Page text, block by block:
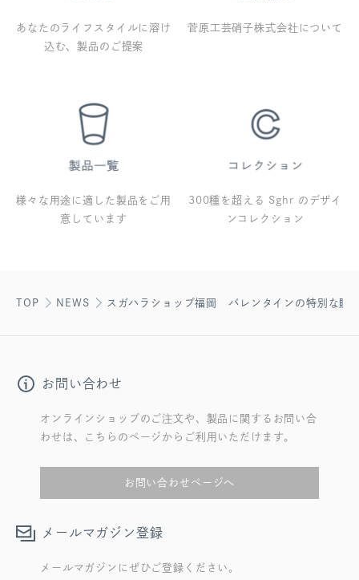
あなたのライフスタイルに溶け
込む、製品のご提案
菅原工芸硝子株式会社について
様々な用途に適した製品をご用
意しています
300種を超える Sghr のデザイ
ンコレクション
TOP NEWS スガハラショップ福岡 バレンタインの特別な贈
お問い合わせ
オンラインショップのご注文や、製品に関するお問い合
わせは、こちらのページからご利用いただけます。
お問い合わせページへ
メールマガジン登録
メールマガジンにぜひご登録ください。